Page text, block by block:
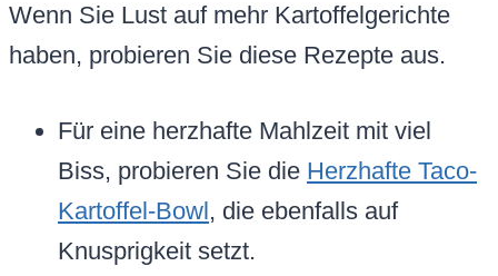
Wenn Sie Lust auf mehr Kartoffelgerichte
haben, probieren Sie diese Rezepte aus.
Für eine herzhafte Mahlzeit mit viel
Biss, probieren Sie die Herzhafte Taco-
Kartoffel-Bowl , die ebenfalls auf
Knusprigkeit setzt.